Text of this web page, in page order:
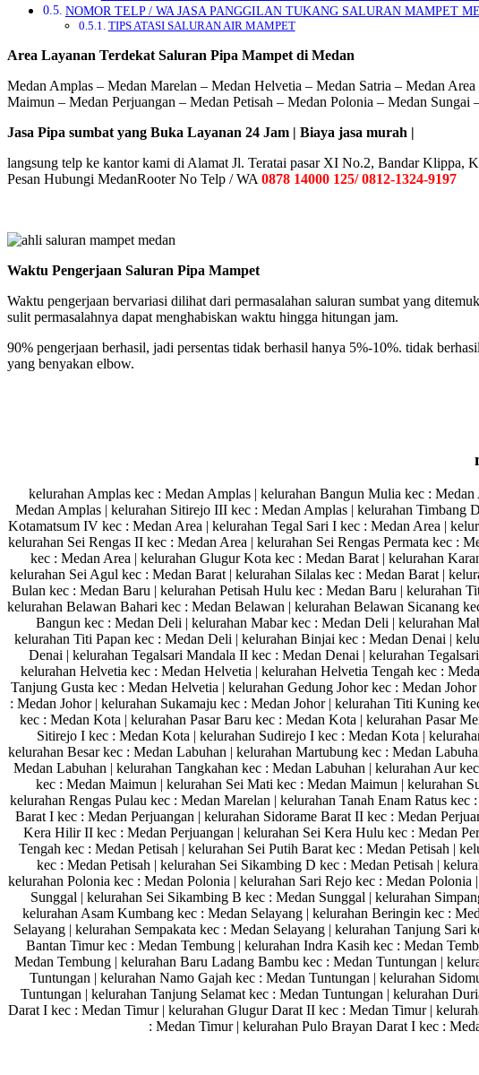
NOMOR TELP / WA JASA PANGGILAN TUKANG SALURAN MAMPET
TIPS ATASI SALURAN AIR MAMPET
Area Layanan Terdekat Saluran Pipa Mampet di Medan
Medan Amplas – Medan Marelan – Medan Helvetia – Medan Satria – Medan
Maimun – Medan Perjuangan – Medan Petisah – Medan Polonia – Medan
Jasa Pipa sumbat yang Buka Layanan 24 Jam | Biaya jasa murah |
langsung telp ke kantor kami di Alamat Jl. Teratai pasar XI No.2, Bandar Klippa,
Pesan Hubungi MedanRooter No Telp / WA 0878 14000 125/ 0812-1324-9197
Waktu Pengerjaan Saluran Pipa Mampet
Waktu pengerjaan bervariasi dilihat dari permasalahan saluran sumbat yang
sulit permasalahnya dapat menghabiskan waktu hingga hitungan jam.
90% pengerjaan berhasil, jadi persentas tidak berhasil hanya 5%-10%. tidak
yang benyakan elbow.
kelurahan Amplas kec : Medan Amplas | kelurahan Bangun Mulia kec :
Medan Amplas | kelurahan Sitirejo III kec : Medan Amplas | kelurahan Timbang
Kotamatsum IV kec : Medan Area | kelurahan Tegal Sari I kec : Medan Area |
kelurahan Sei Rengas II kec : Medan Area | kelurahan Sei Rengas Permata kec :
kec : Medan Area | kelurahan Glugur Kota kec : Medan Barat | kelurahan
kelurahan Sei Agul kec : Medan Barat | kelurahan Silalas kec : Medan Barat |
Bulan kec : Medan Baru | kelurahan Petisah Hulu kec : Medan Baru | kelurahan
kelurahan Belawan Bahari kec : Medan Belawan | kelurahan Belawan Sicanang
Bangun kec : Medan Deli | kelurahan Mabar kec : Medan Deli | kelurahan
kelurahan Titi Papan kec : Medan Deli | kelurahan Binjai kec : Medan Denai |
Denai | kelurahan Tegalsari Mandala II kec : Medan Denai | kelurahan
kelurahan Helvetia kec : Medan Helvetia | kelurahan Helvetia Tengah kec :
Tanjung Gusta kec : Medan Helvetia | kelurahan Gedung Johor kec : Medan
: Medan Johor | kelurahan Sukamaju kec : Medan Johor | kelurahan Titi Kuning
kec : Medan Kota | kelurahan Pasar Baru kec : Medan Kota | kelurahan Pasar
Sitirejo I kec : Medan Kota | kelurahan Sudirejo I kec : Medan Kota |
kelurahan Besar kec : Medan Labuhan | kelurahan Martubung kec : Medan
Medan Labuhan | kelurahan Tangkahan kec : Medan Labuhan | kelurahan Aur
kec : Medan Maimun | kelurahan Sei Mati kec : Medan Maimun | kelurahan
kelurahan Rengas Pulau kec : Medan Marelan | kelurahan Tanah Enam Ratus
Barat I kec : Medan Perjuangan | kelurahan Sidorame Barat II kec : Medan
Kera Hilir II kec : Medan Perjuangan | kelurahan Sei Kera Hulu kec : Medan
Tengah kec : Medan Petisah | kelurahan Sei Putih Barat kec : Medan Petisah |
kec : Medan Petisah | kelurahan Sei Sikambing D kec : Medan Petisah |
kelurahan Polonia kec : Medan Polonia | kelurahan Sari Rejo kec : Medan
Sunggal | kelurahan Sei Sikambing B kec : Medan Sunggal | kelurahan
kelurahan Asam Kumbang kec : Medan Selayang | kelurahan Beringin kec :
Selayang | kelurahan Sempakata kec : Medan Selayang | kelurahan Tanjung
Bantan Timur kec : Medan Tembung | kelurahan Indra Kasih kec : Medan
Medan Tembung | kelurahan Baru Ladang Bambu kec : Medan Tuntungan |
Tuntungan | kelurahan Namo Gajah kec : Medan Tuntungan | kelurahan
Tuntungan | kelurahan Tanjung Selamat kec : Medan Tuntungan | kelurahan
Darat I kec : Medan Timur | kelurahan Glugur Darat II kec : Medan Timur |
: Medan Timur | kelurahan Pulo Brayan Darat I kec :